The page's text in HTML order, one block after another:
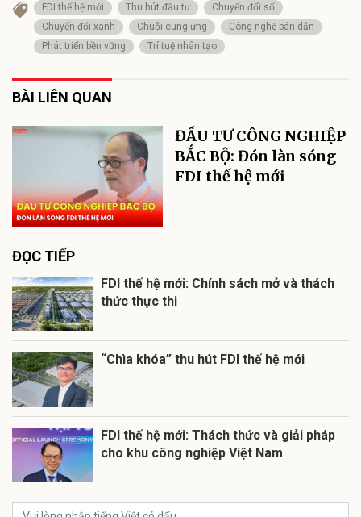
FDI thế hệ mới Thu hút đầu tư
Chuyển đổi số
Chuyển đổi xanh
Chuỗi cung ứng
Công nghệ bán dẫn
Phát triển bền vững
Trí tuệ nhân tạo
BÀI LIÊN QUAN
ĐẦU TƯ CÔNG NGHIỆP
BẮC BỘ: Đón làn sóng
FDI thế hệ mới
ĐỌC TIẾP
FDI thế hệ mới: Chính sách mở và thách
thức thực thi
“Chìa khóa” thu hút FDI thế hệ mới
FDI thế hệ mới: Thách thức và giải pháp
cho khu công nghiệp Việt Nam